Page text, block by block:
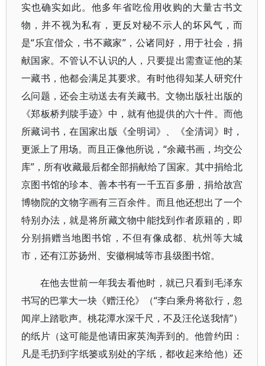
实也确实如此。他多年省吃俭用收购的大量古书文
物，并不视为私有，更反对秘不示人的坏风气，而
是“乐宜偕众，书不藏家”，公诸同好，用于社会，捐
献国家。不管认不认识的人，只要提出需查证他的某
一藏书，他都会满足其要求。有时他得知某人研究什
么问题，还会主动送去有关藏书。文物出版社出版的
《郑板桥判牍手迹》中，就有他提供的六十件。而他
所藏词书，在国家出版《全明词》、《全清词》时，
更派上了用场。而且正像他所说，“余藏书画，均交公
库”，所有收藏最后都全部捐献给了国家。其中捐给北
京图书馆的珍本、善本书有一千五百多册，捐给故宫
博物院的文物字画有三百余件。而且他还想出了一个
特别办法，就是将所藏文物中能找到作者原籍的，即
分别捐赠当地图书馆，不但有像成都、杭州等大城
市，还有江苏扬州、安徽桐城等市县级图书馆。
在他去世前一年我去看他时，就已只看到毛泽东
书写的巴掌大一块《赠汪伦》（“李白乘舟将欲行，忽
闻岸上踏歌声。桃花潭水深千尺，不及汪伦送我情”）
的纸片（这可能是他请田家英淘弄到的。他曾约田：
凡是毛扔到字纸篓或别处的字纸，都收起来给他）还